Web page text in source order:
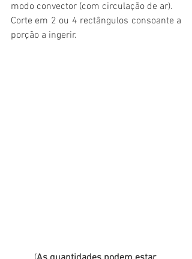
modo convector (com circulação de ar).
Corte em 2 ou 4 rectângulos consoante a
porção a ingerir.